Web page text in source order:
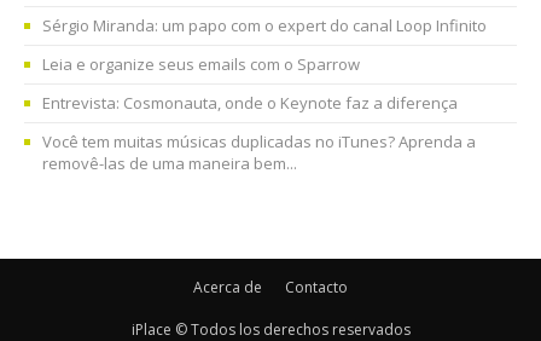
Sérgio Miranda: um papo com o expert do canal Loop Infinito
Leia e organize seus emails com o Sparrow
Entrevista: Cosmonauta, onde o Keynote faz a diferença
Você tem muitas músicas duplicadas no iTunes? Aprenda a
removê-las de uma maneira bem...
Acerca de Contacto
iPlace © Todos los derechos reservados